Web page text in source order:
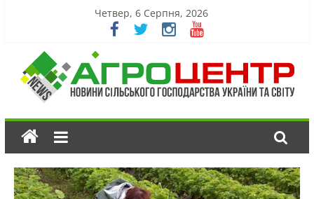
Четвер, 6 Серпня, 2026